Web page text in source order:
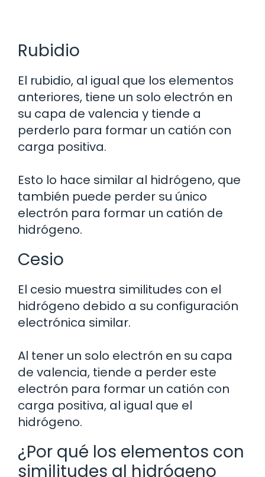
Rubidio
El rubidio, al igual que los elementos
anteriores, tiene un solo electrón en
su capa de valencia y tiende a
perderlo para formar un catión con
carga positiva.
Esto lo hace similar al hidrógeno, que
también puede perder su único
electrón para formar un catión de
hidrógeno.
Cesio
El cesio muestra similitudes con el
hidrógeno debido a su configuración
electrónica similar.
Al tener un solo electrón en su capa
de valencia, tiende a perder este
electrón para formar un catión con
carga positiva, al igual que el
hidrógeno.
¿Por qué los elementos con
similitudes al hidrógeno